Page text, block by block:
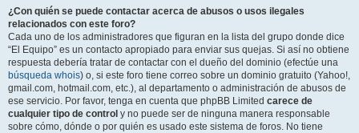
¿Con quién se puede contactar acerca de abusos o usos ilegales
relacionados con este foro?
Cada uno de los administradores que figuran en la lista del grupo donde dice
“El Equipo” es un contacto apropiado para enviar sus quejas. Si así no obtiene
respuesta debería tratar de contactar con el dueño del dominio (efectúe una
búsqueda whois) o, si este foro tiene correo sobre un dominio gratuito (Yahoo!,
gmail.com, hotmail.com, etc.), al departamento o administración de abusos de
ese servicio. Por favor, tenga en cuenta que phpBB Limited carece de
cualquier tipo de control y no puede ser de ninguna manera responsable
sobre cómo, dónde o por quién es usado este sistema de foros. No tiene